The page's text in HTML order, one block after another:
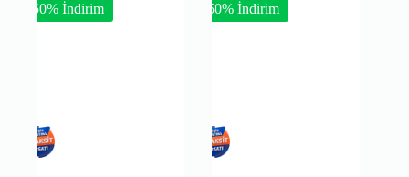
-50% İndirim -50% İndirim